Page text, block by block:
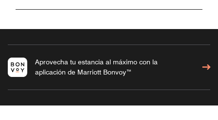
Aprovecha tu estancia al máximo con la
aplicación de Marriott Bonvoy™